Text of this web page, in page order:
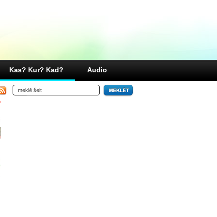
Kas? Kur? Kad? Audio